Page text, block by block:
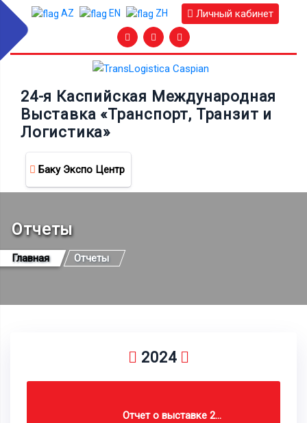
AZ EN ZH Личный кабинет
24-я Каспийская Международная
Выставка «Транспорт, Транзит и
Логистика»
Баку Экспо Центр
Отчеты
Главная Отчеты
2024
Отчет о выставке 2024